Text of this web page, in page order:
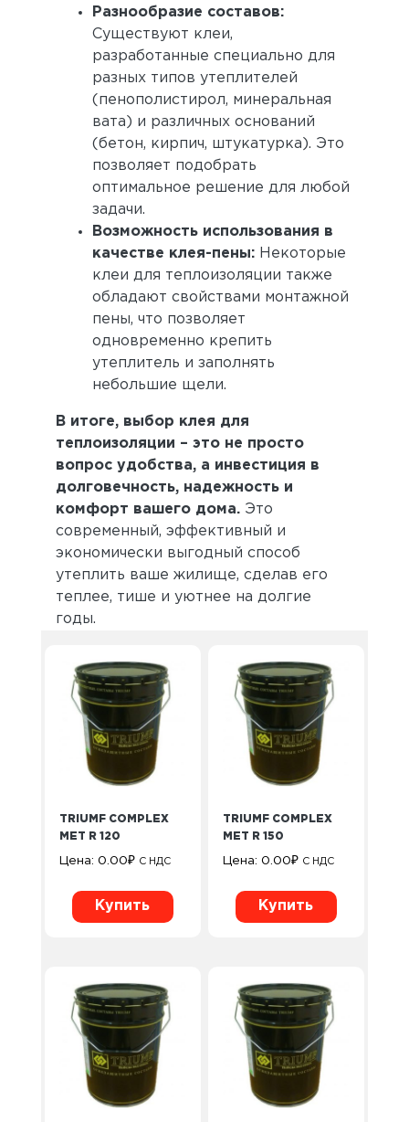
Разнообразие составов:
Существуют клеи,
разработанные специально для
разных типов утеплителей
(пенополистирол, минеральная
вата) и различных оснований
(бетон, кирпич, штукатурка). Это
позволяет подобрать
оптимальное решение для любой
задачи.
Возможность использования в
качестве клея-пены: Некоторые
клеи для теплоизоляции также
обладают свойствами монтажной
пены, что позволяет
одновременно крепить
утеплитель и заполнять
небольшие щели.
В итоге, выбор клея для
теплоизоляции – это не просто
вопрос удобства, а инвестиция в
долговечность, надежность и
комфорт вашего дома. Это
современный, эффективный и
экономически выгодный способ
утеплить ваше жилище, сделав его
теплее, тише и уютнее на долгие
годы.
TRIUMF COMPLEX
MET R 120
Цена: 0.00₽ С НДС
Купить
TRIUMF COMPLEX
MET R 150
Цена: 0.00₽ С НДС
Купить